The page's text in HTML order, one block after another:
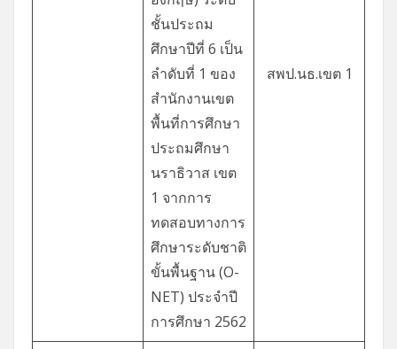
ชั้นประถม
ศึกษาปีที่ 6 เป็น
ลำดับที่ 1 ของ
สำนักงานเขต
พื้นที่การศึกษา
ประถมศึกษา
นราธิวาส เขต
1 จากการ
ทดสอบทางการ
ศึกษาระดับชาติ
ขั้นพื้นฐาน (O-
NET) ประจำปี
การศึกษา 2562
สพป.นธ.เขต 1